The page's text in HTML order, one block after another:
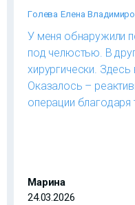
Голева Елена
У меня обнаружили
под челюстью. В
хирургически.
Оказалось –
операции благодаря
Марина
24.03.2026